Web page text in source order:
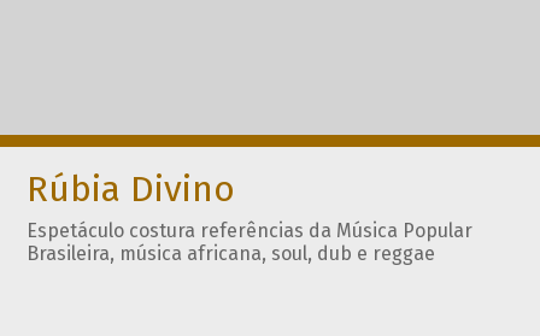
Rúbia Divino
Espetáculo costura referências da Música Popular
Brasileira, música africana, soul, dub e reggae